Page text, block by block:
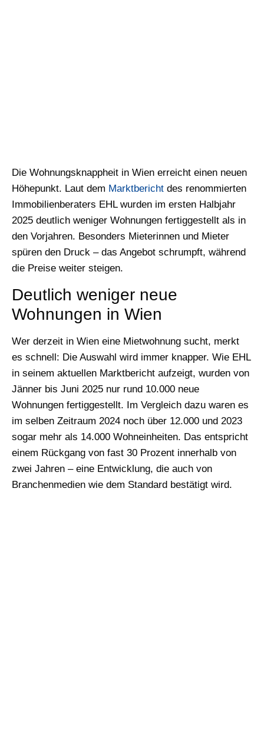
Die Wohnungsknappheit in Wien erreicht einen neuen
Höhepunkt. Laut dem Marktbericht des renommierten
Immobilienberaters EHL wurden im ersten Halbjahr
2025 deutlich weniger Wohnungen fertiggestellt als in
den Vorjahren. Besonders Mieterinnen und Mieter
spüren den Druck – das Angebot schrumpft, während
die Preise weiter steigen.
Deutlich weniger neue
Wohnungen in Wien
Wer derzeit in Wien eine Mietwohnung sucht, merkt
es schnell: Die Auswahl wird immer knapper. Wie EHL
in seinem aktuellen Marktbericht aufzeigt, wurden von
Jänner bis Juni 2025 nur rund 10.000 neue
Wohnungen fertiggestellt. Im Vergleich dazu waren es
im selben Zeitraum 2024 noch über 12.000 und 2023
sogar mehr als 14.000 Wohneinheiten. Das entspricht
einem Rückgang von fast 30 Prozent innerhalb von
zwei Jahren – eine Entwicklung, die auch von
Branchenmedien wie dem Standard bestätigt wird.